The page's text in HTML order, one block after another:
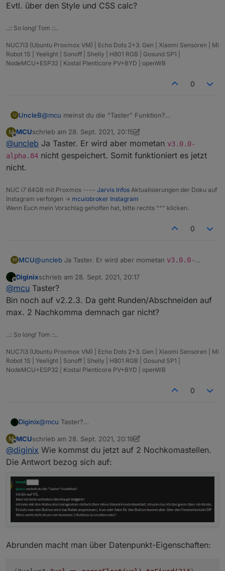
Evtl. über den Style und CSS calc?
..:: So long! Tom ::..
NUC7i3 (Ubuntu Proxmox VM) | Echo Dots 2+3. Gen | Xiaomi Sensoren | Mi
Robot 1S | Yeelight | Sonoff | Shelly | H801 RGB | Gosund SP1 |
NodeMCU+ESP32 | Kostal Plenticore PV+BYD | openWB
0
U UncleB@mcu meinst du die "Taster" Funktion?
Aber ist mein vorhaben überhaupt möglich?
Ich hole mir den Status des Garagentors einfach über
einen Xiaomi Fensterkontakt, steuern tue ich das
ganze über ein Relais..
Fensterkontakt DP
Were wohl nicht drum rum kommen 2 Buttons zu
ersellen oder?
M
Offline
MCUschrieb am 28. Sept. 2021, 20:15
zuletzt editiert von MCU
@uncleb Ja Taster. Er wird aber mometan v3.0.0-
alpha.84 nicht gespeichert. Somit funktioniert es jetzt
nicht.
NUC i7 64GB mit Proxmox ---- Jarvis Infos Aktualisierungen der Doku auf
Instagram verfolgen -> mcuiobroker Instagram
Wenn Euch mein Vorschlag geholfen hat, bitte rechts "^" klicken.
0
M MCU@uncleb Ja Taster. Er wird aber mometan v3.0.0-
nicht.
Offline
Diginixschrieb am 28. Sept. 2021, 20:17
zuletzt editiert von
@mcu Taster?
Bin noch auf v2.2.3. Da geht Runden/Abschneiden auf
max. 2 Nachkomma demnach gar nicht?
..:: So long! Tom ::..
NUC7i3 (Ubuntu Proxmox VM) | Echo Dots 2+3. Gen | Xiaomi Sensoren | Mi
Robot 1S | Yeelight | Sonoff | Shelly | H801 RGB | Gosund SP1 |
NodeMCU+ESP32 | Kostal Plenticore PV+BYD | openWB
0
Diginix@mcu Taster?
max. 2 Nachkomma demnach gar nicht?
M
Offline
MCUschrieb am 28. Sept. 2021, 20:19
zuletzt editiert von MCU
@diginix Wie kommst du jetzt auf 2 Nochkomastellen.
Die Antwort bezog sich auf:
Abrunden macht man über Datenpunkt-Eigenschaften: